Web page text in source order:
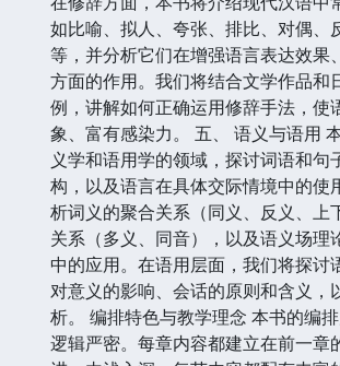
如比喻、拟人、夸张、排比、对偶、
等，并分析它们在增强语言表达效果
方面的作用。我们将结合文学作品和
例，讲解如何正确运用修辞手法，使
象、富有感染力。 五、 语义与语用
义学和语用学的领域，探讨词语和句
构，以及语言在具体交际情境中的使
析词义的聚合关系（同义、反义、上
关系（多义、同音），以及语义场理
中的应用。在语用层面，我们将探讨
对意义的影响、会话的原则和含义，
析。 编排特色与教学理念 本书的编
逻辑严密。每章内容都建立在前一章